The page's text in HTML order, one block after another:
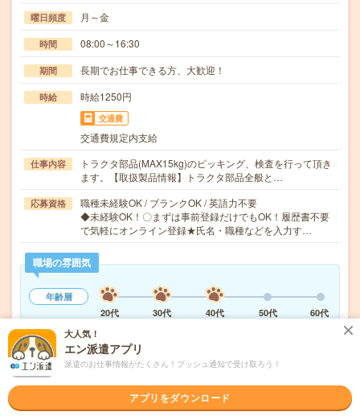
曜日頻度 月～金
時間 08:00～16:30
期間 長期でお仕事できる方、大歓迎！
時給 時給1250円
交通費
交通費規定内支給
仕事内容
トラクタ部品(MAX15kg)のピッキング、検査を行って頂き
ます。【取扱製品情報】トラクタ部品全般と…
応募資格
職種未経験OK / ブランクOK / 英語力不要
◆未経験OK！〇まずは事前登録だけでもOK！履歴書不要
で気軽にオンライン登録★氏名・職種などを入力す…
職場の雰囲気
年齢層
20代
30代 40代 50代 60代
気になる!
株式会社綜合キャリアオプション 製造事業部（全国）
大人気！
エン派遣アプリ
派遣のお仕事情報がたくさん！プッシュ通知で受け取ろう！
アプリをダウンロード